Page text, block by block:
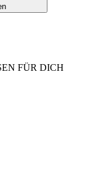
FÜR DICH